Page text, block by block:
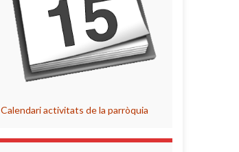
Calendari activitats de la parròquia